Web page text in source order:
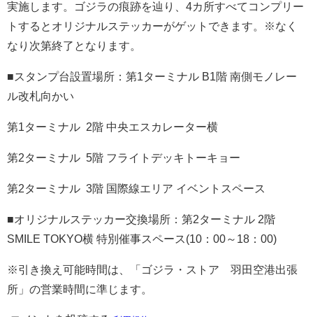
実施します。ゴジラの痕跡を辿り、4カ所すべてコンプリー
トするとオリジナルステッカーがゲットできます。※なく
なり次第終了となります。
■スタンプ台設置場所：第1ターミナル B1階 南側モノレー
ル改札向かい
第1ターミナル 2階 中央エスカレーター横
第2ターミナル 5階 フライトデッキトーキョー
第2ターミナル 3階 国際線エリア イベントスペース
■オリジナルステッカー交換場所：第2ターミナル 2階
SMILE TOKYO横 特別催事スペース(10：00～18：00)
※引き換え可能時間は、「ゴジラ・ストア 羽田空港出張
所」の営業時間に準じます。